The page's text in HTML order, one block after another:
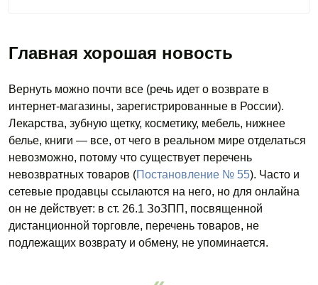
Главная хорошая новость
Вернуть можно почти все (речь идет о возврате в
интернет-магазины, зарегистрированные в России).
Лекарства, зубную щетку, косметику, мебель, нижнее
белье, книги — все, от чего в реальном мире отделаться
невозможно, потому что существует перечень
невозвратных товаров (Постановление № 55). Часто и
сетевые продавцы ссылаются на него, но для онлайна
он не действует: в ст. 26.1 ЗоЗПП, посвященной
дистанционной торговле, перечень товаров, не
подлежащих возврату и обмену, не упоминается.